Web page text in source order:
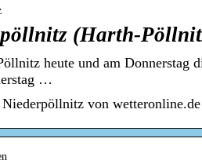
(Harth-
heute und am
…
von wetteronline.de